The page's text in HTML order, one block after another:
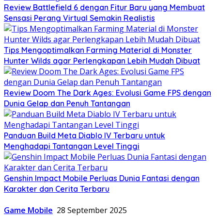
Review Battlefield 6 dengan Fitur Baru yang Membuat
Sensasi Perang Virtual Semakin Realistis
Tips Mengoptimalkan Farming Material di Monster
Hunter Wilds agar Perlengkapan Lebih Mudah Dibuat
Review Doom The Dark Ages: Evolusi Game FPS dengan
Dunia Gelap dan Penuh Tantangan
Panduan Build Meta Diablo IV Terbaru untuk
Menghadapi Tantangan Level Tinggi
Genshin Impact Mobile Perluas Dunia Fantasi dengan
Karakter dan Cerita Terbaru
Game Mobile 28 September 2025